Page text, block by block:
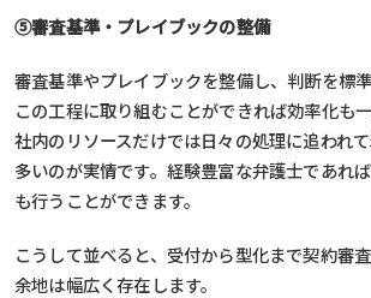
⑤審査基準・プレイブックの整備
審査基準やプレイブックを整備し、判断を標
この工程に取り組むことができれば効率化も
社内のリソースだけでは日々の処理に追われ
多いのが実情です。経験豊富な弁護士であれ
も行うことができます。
こうして並べると、受付から型化まで契約審
余地は幅広く存在します。